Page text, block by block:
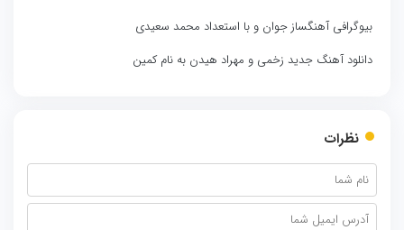
بیوگرافی آهنگساز جوان و با استعداد محمد سعیدی
دانلود آهنگ جدید زخمی و مهراد هیدن به نام کمین
نظرات